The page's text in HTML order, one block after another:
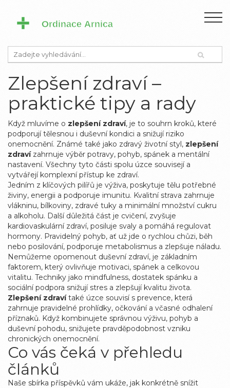
Zlepšení zdraví –
praktické tipy a rady
Když mluvíme o zlepšení zdraví, je to souhrn kroků, které
podporují tělesnou i duševní kondici a snižují riziko
onemocnění. Známé také jako zdravý životní styl, zlepšení
zdravízahrnuje výběr potravy, pohyb, spánek a mentální
nastavení. Všechny tyto části spolu úzce souvisejí a
vytvářejí komplexní přístup ke zdraví.
Jedním z klíčových pilířů je výživa, poskytuje tělu potřebné
živiny, energii a podporuje imunitu. Kvalitní strava zahrnuje
vlákninu, bílkoviny, zdravé tuky a minimální množství cukru
a alkoholu. Další důležitá část je cvičení, zvyšuje
kardiovaskulární zdraví, posiluje svaly a pomáhá regulovat
hormony. Pravidelný pohyb, ať už jde o rychlou chůzi, běh
nebo posilování, podporuje metabolismus a zlepšuje náladu.
Nemůžeme opomenout duševní zdraví, je základním
faktorem, který ovlivňuje motivaci, spánek a celkovou
vitalitu. Techniky jako mindfulness, dostatek spánku a
sociální podpora snižují stres a zlepšují kvalitu života.
Zlepšení zdravítaké úzce souvisí s prevence, která
zahrnuje pravidelné prohlídky, očkování a včasné odhalení
příznaků. Když kombinujete správnou výživu, pohyb a
duševní pohodu, snižujete pravděpodobnost vzniku
chronických onemocnění.
Co vás čeká v přehledu
článků
Naše sbírka příspěvků vám ukáže, jak konkrétně snížit